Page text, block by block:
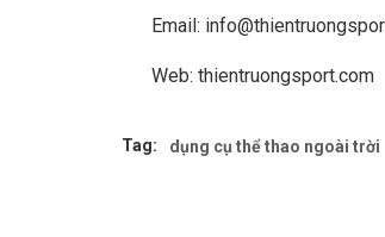
Email:
Web: thientruongsport.com
Tag: dụng cụ thể thao ngoài trời